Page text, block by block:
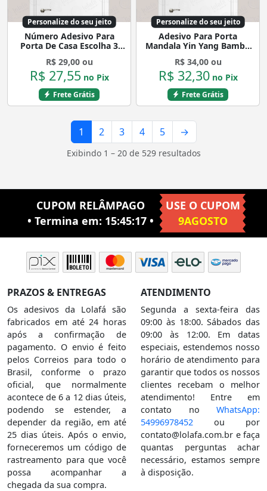
Personalize do seu jeito
Número Adesivo Para
Porta De Casa Escolha 3
R$ 29,00 ou
R$ 27,55 no Pix
Frete Grátis
Personalize do seu jeito
Adesivo Para Porta
Mandala Yin Yang Bambu
R$ 34,00 ou
R$ 32,30 no Pix
Frete Grátis
1 2 3 4 5 →
Exibindo 1 – 20 de 529 resultados
CUPOM RELÂMPAGO
• Termina em: 15:45:16•
USE O CUPOM
9AGOSTO
PRAZOS & ENTREGAS
Os adesivos da Lolafá são
fabricados em até 24 horas
após a confirmação de
pagamento. O envio é feito
pelos Correios para todo o
Brasil, conforme o prazo
oficial, que normalmente
acontece de 6 a 12 dias úteis,
podendo se estender, a
depender da região, em até
25 dias úteis. Após o envio,
forneceremos um código de
rastreamento para que você
possa acompanhar a
chegada da sua compra.
ATENDIMENTO
Segunda a sexta-feira das
09:00 às 18:00. Sábados das
09:00 às 12:00. Em datas
especiais, estendemos nosso
horário de atendimento para
garantir que todos os nossos
clientes recebam o melhor
atendimento! Entre em
contato no WhatsApp:
54996978452 ou por
contato@lolafa.com.br e faça
quantas perguntas achar
necessário, estamos sempre
à disposição.